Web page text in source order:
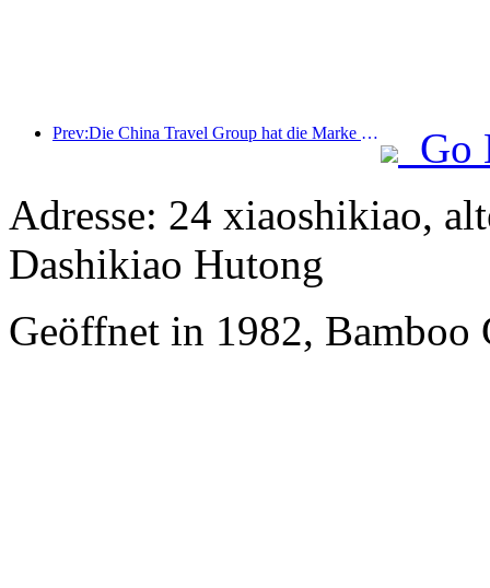
Prev:Die China Travel Group hat die Marke „China Travel Good Times“ ins Leben gerufen, um in den Markt für Seniorentourismus zu expandieren.
Go
Adresse: 24 xiaoshikiao,
Dashikiao Hutong
Geöffnet in 1982,